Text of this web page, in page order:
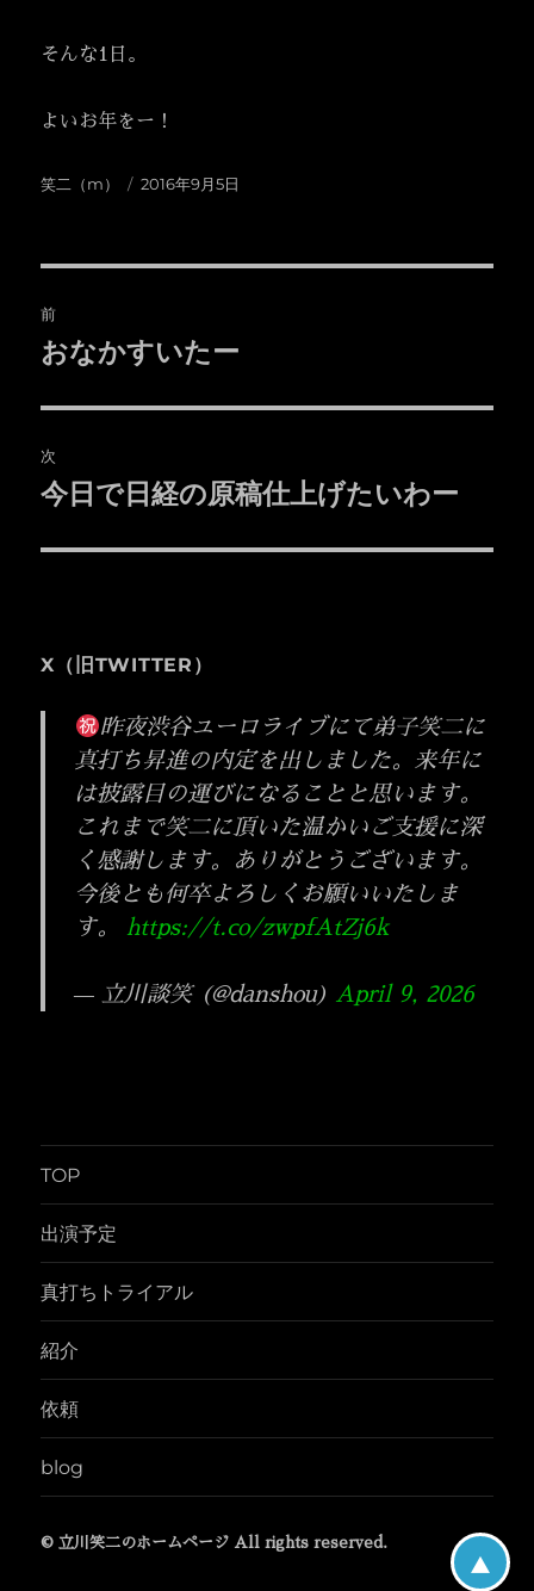
そんな1日。
よいお年をー！
投
笑二（m）
投
2016年9月5日
稿
ビ
ゲ
ー
前
前
投
稿:
おなかすいたー
次
次
投
今日で日経の原稿仕上げたいわー
X（旧TWITTER）
昨夜渋谷ユーロライブにて弟子笑二に
真打ち昇進の内定を出しました。来年に
は披露目の運びになることと思います。
これまで笑二に頂いた温かいご支援に深
く感謝します。ありがとうございます。
今後とも何卒よろしくお願いいたしま
す。 https://t.co/zwpfAtZj6k
— 立川談笑 (@danshou) April 9, 2026
TOP
出演予定
真打ちトライアル
紹介
依頼
blog
© 立川笑二のホームページ All rights reserved.
▲